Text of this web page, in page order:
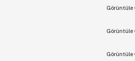
Görüntüle
Görüntüle
Görüntüle